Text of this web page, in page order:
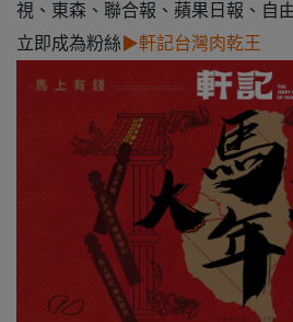
視、東森、聯合報、蘋果日報、自
立即成為粉絲 ▶軒記台灣肉乾王